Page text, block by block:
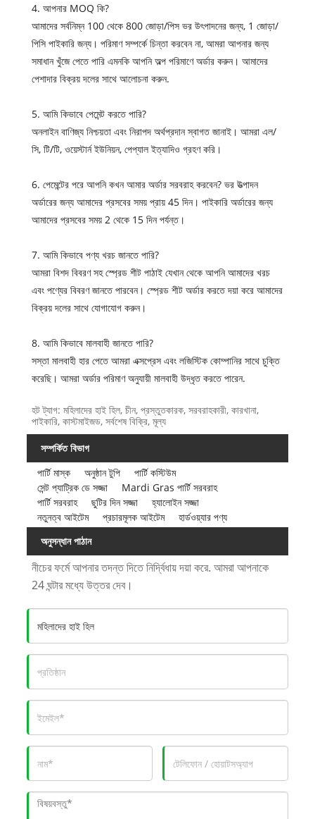
4. আপনার MOQ কি?
আমাদের সর্বনিম্ন 100 থেকে 800 জোড়া/পিস ভর উৎপাদনের জন্য, 1 জোড়া/
পিসি পাইকারি জন্য। পরিমাণ সম্পর্কে চিন্তা করবেন না, আমরা আপনার জন্য
সমাধান খুঁজে পেতে পারি এমনকি আপনি অল্প পরিমাণে অর্ডার করুন। আমাদের
পেশাদার বিক্রয় দলের সাথে আলোচনা করুন.
5. আমি কিভাবে পেমেন্ট করতে পারি?
অনলাইন বাণিজ্য নিশ্চয়তা এবং নিরাপদ অর্থপ্রদান স্বাগত জানাই। আমরা এল/
সি, টি/টি, ওয়েস্টার্ন ইউনিয়ন, পেপ্যাল ​​ইত্যাদিও গ্রহণ করি।
6. পেমেন্টের পরে আপনি কখন আমার অর্ডার সরবরাহ করবেন? ভর উত্পাদন
অর্ডারের জন্য আমাদের প্রসবের সময় প্রায় 45 দিন। পাইকারি অর্ডারের জন্য
আমাদের প্রসবের সময় 2 থেকে 15 দিন পর্যন্ত।
7. আমি কিভাবে পণ্য খরচ জানতে পারি?
আমরা বিশদ বিবরণ সহ স্প্রেড শীট পাঠাই যেখান থেকে আপনি আমাদের খরচ
এবং পণ্যের বিবরণ জানতে পারবেন। স্প্রেড শীট অর্ডার করতে দয়া করে আমাদের
বিক্রয় দলের সাথে যোগাযোগ করুন।
8. আমি কিভাবে মালবাহী জানতে পারি?
সস্তা মালবাহী হার পেতে আমরা এক্সপ্রেস এবং লজিস্টিক কোম্পানির সাথে চুক্তি
করেছি। আমরা অর্ডার পরিমাণ অনুযায়ী মালবাহী উদ্ধৃত করতে পারেন.
হট ট্যাগ: মহিলাদের হাই হিল, চীন, প্রস্তুতকারক, সরবরাহকারী, কারখানা,
পাইকারি, কাস্টমাইজড, সর্বশেষ বিক্রি, মূল্য
সম্পর্কিত বিভাগ
পার্টি মাস্ক
অনুষ্ঠান টুপি
পার্টি কস্টিউম
সেন্ট প্যাট্রিক ডে সজ্জা
Mardi Gras পার্টি সরবরাহ
পার্টি সরবরাহ
ছুটির দিন সজ্জা
হ্যালোইন সজ্জা
নতুনত্ব আইটেম
প্রচারমূলক আইটেম
হার্ডওয়্যার পণ্য
অনুসন্ধান পাঠান
নীচের ফর্মে আপনার তদন্ত দিতে নির্দ্বিধায় দয়া করে. আমরা আপনাকে
24 ঘন্টার মধ্যে উত্তর দেব।